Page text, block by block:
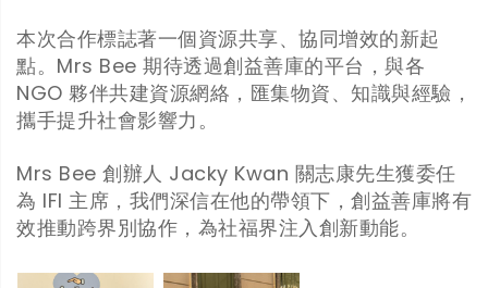
本次合作標誌著一個資源共享、協同增效的新起
點。Mrs Bee 期待透過創益善庫的平台，與各
NGO 夥伴共建資源網絡，匯集物資、知識與經驗，
攜手提升社會影響力。
Mrs Bee 創辦人 Jacky Kwan 關志康先生獲委任
為 IFI 主席，我們深信在他的帶領下，創益善庫將有
效推動跨界別協作，為社福界注入創新動能。